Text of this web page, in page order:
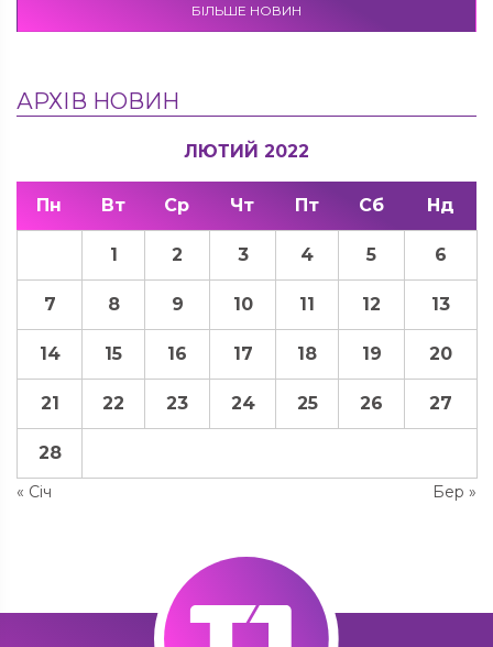
БІЛЬШЕ НОВИН
АРХІВ НОВИН
ЛЮТИЙ 2022
Пн Вт Ср Чт Пт Сб Нд
« Січ Бер »
1 2 3 4 5 6
7 8 9 10 11 12 13
14 15 16 17 18 19 20
21 22 23 24 25 26 27
28